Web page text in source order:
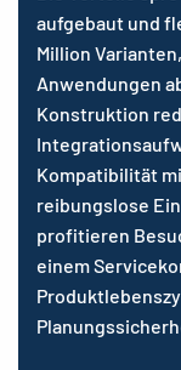
aufgebaut und
Million
Anwendungen
Konstruktion
Kompatibilität
reibungslose
profitieren
einem